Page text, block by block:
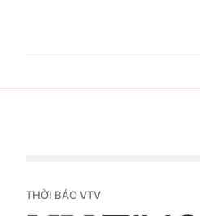
THỜI BÁO VTV